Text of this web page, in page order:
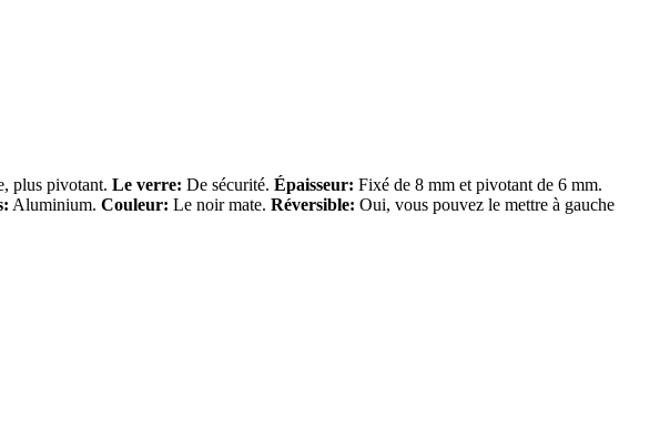
plus pivotant. Le verre: De sécurité. Épaisseur: Fixé de 8 mm et pivotant de 6 mm.
Aluminium. Couleur: Le noir mate. Réversible: Oui, vous pouvez le mettre à gauche